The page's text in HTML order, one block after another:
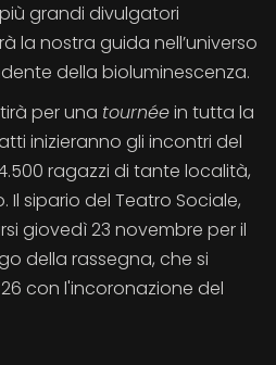
grandi divulgatori
la nostra guida nell’universo
della bioluminescenza.
per una tournéein tutta la
inizieranno gli incontri del
ragazzi di tante località,
Il sipario del Teatro Sociale,
giovedì 23 novembre per il
della rassegna, che si
con l'incoronazione del